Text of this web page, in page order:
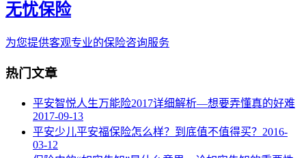
无忧保险
为您提供客观专业的保险咨询服务
热门文章
平安智悦人生万能险2017详细解析—想要弄懂真的好难
2017-09-13
平安少儿平安福保险怎么样？到底值不值得买？ 2016-
03-12